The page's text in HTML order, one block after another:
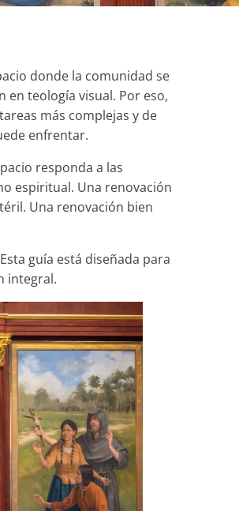
donde la comunidad se
teología visual. Por eso,
más complejas y de
enfrentar.
responda a las
espiritual. Una renovación
Una renovación bien
guía está diseñada para
integral.